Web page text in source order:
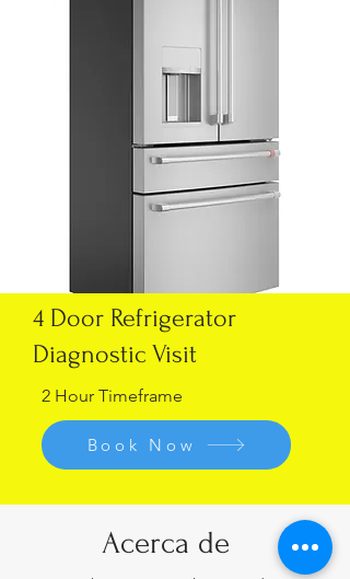
4 Door Refrigerator
Diagnostic Visit
2 Hour Timeframe
Book Now
Acerca de